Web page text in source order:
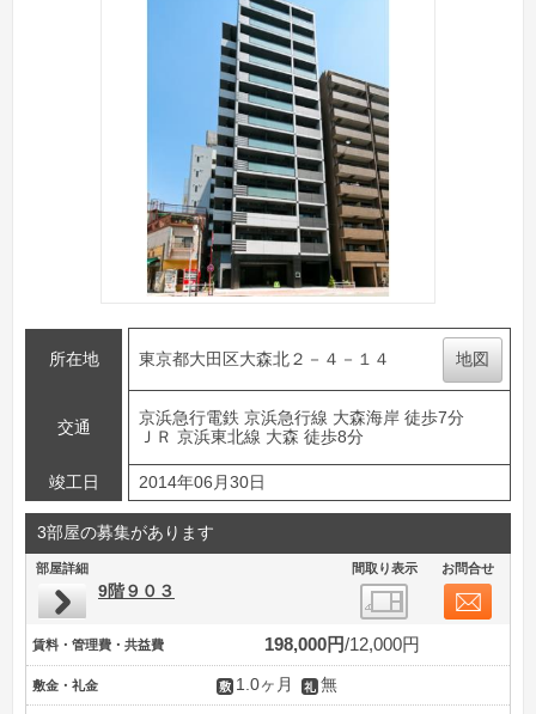
所在地 東京都大田区大森北２－４－１４ 地図
交通
京浜急行電鉄 京浜急行線 大森海岸 徒歩7分
ＪＲ 京浜東北線 大森 徒歩8分
竣工日 2014年06月30日
3部屋の募集があります
部屋詳細 間取り表示 お問合せ
9階９０３
賃料・管理費・共益費 198,000円 12,000円
敷金・礼金 1.0ヶ月 無